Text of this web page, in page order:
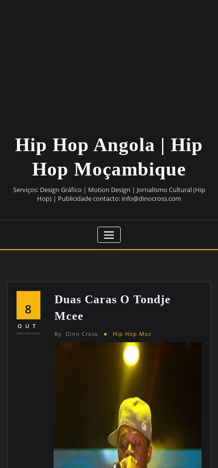
Hip Hop Angola | Hip
Hop Moçambique
Serviços: Design Gráfico | Motion Design | Jornalismo Cultural (Hip
Hop) | Publicidade contacto: info@dinocross.com
8
OUT
Duas Caras O Tondje
Mcee
By Dino Cross Hip Hop Moz